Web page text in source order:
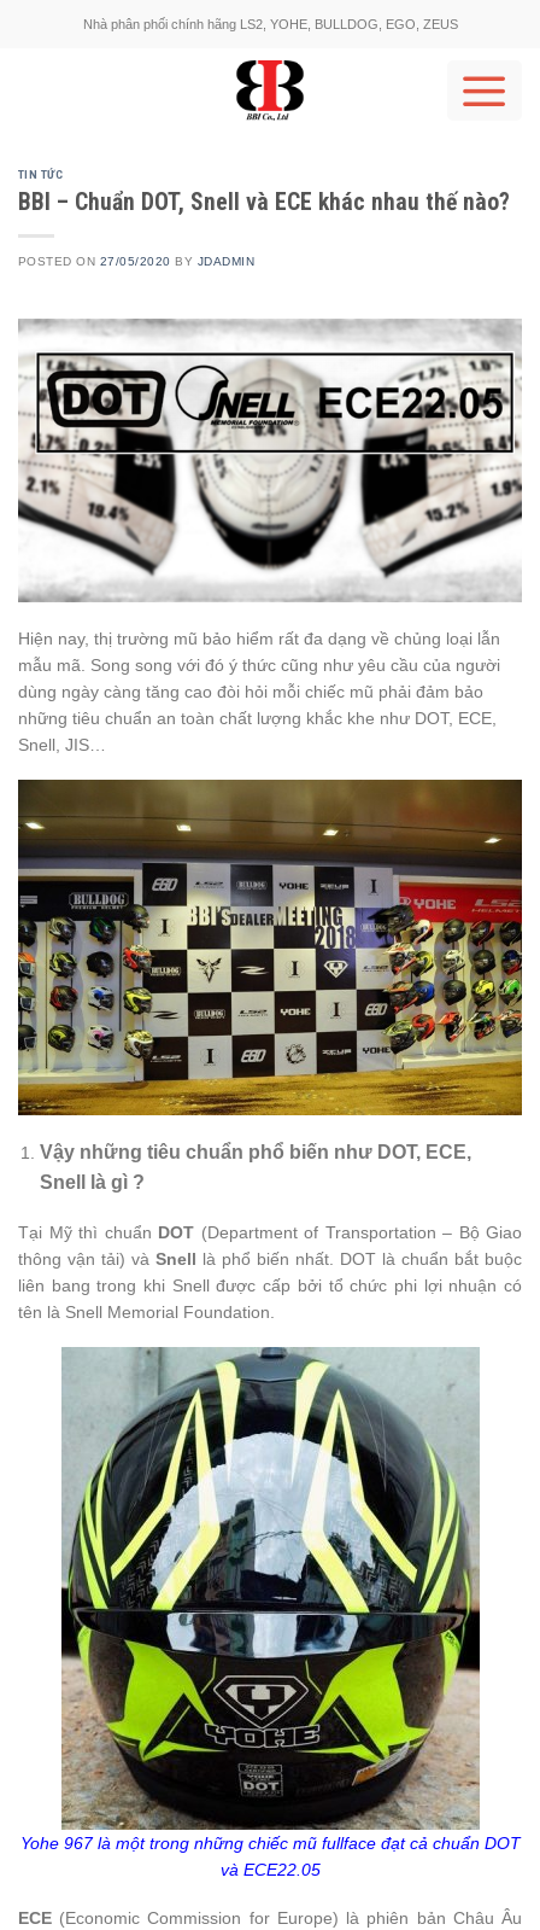
Nhà phân phối chính hãng LS2, YOHE, BULLDOG, EGO, ZEUS
TIN TỨC
BBI – Chuẩn DOT, Snell và ECE khác nhau thế nào?
POSTED ON 27/05/2020 BY JDADMIN
Hiện nay, thị trường mũ bảo hiểm rất đa dạng về chủng loại lẫn
mẫu mã. Song song với đó ý thức cũng như yêu cầu của người
dùng ngày càng tăng cao đòi hỏi mỗi chiếc mũ phải đảm bảo
những tiêu chuẩn an toàn chất lượng khắc khe như DOT, ECE,
Snell, JIS…
Vậy những tiêu chuẩn phổ biến như DOT, ECE,
Snell là gì ?
Tại Mỹ thì chuẩn DOT (Department of Transportation – Bộ Giao
thông vận tải) và Snell là phổ biến nhất. DOT là chuẩn bắt buộc
liên bang trong khi Snell được cấp bởi tổ chức phi lợi nhuận có
tên là Snell Memorial Foundation.
Yohe 967 là một trong những chiếc mũ fullface đạt cả chuẩn DOT
và ECE22.05
ECE (Economic Commission for Europe) là phiên bản Châu Âu